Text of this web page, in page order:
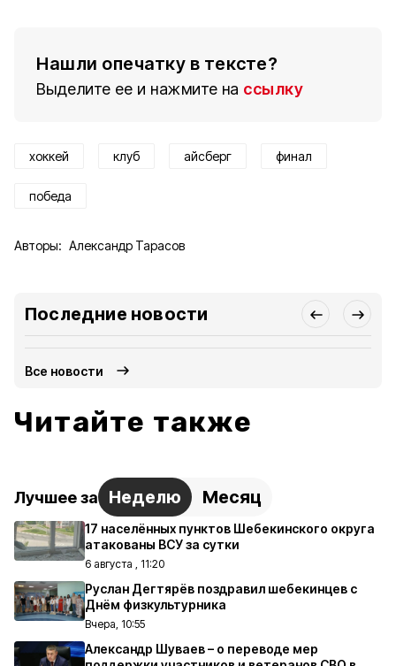
Нашли опечатку в тексте?
Выделите ее и нажмите на ссылку
хоккей клуб айсберг финал
победа
Авторы: Александр Тарасов
Последние новости
Все новости
Читайте также
Лучшее за Неделю Месяц
17 населённых пунктов Шебекинского округа
атакованы ВСУ за сутки
6 августа , 11:20
Руслан Дегтярёв поздравил шебекинцев с
Днём физкультурника
Вчера, 10:55
Александр Шуваев – о переводе мер